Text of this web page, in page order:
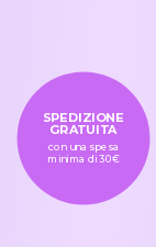
SPEDIZIONE
GRATUITA
con una spesa
minima di 30€